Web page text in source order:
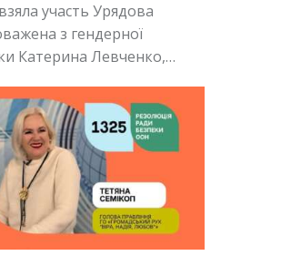
участь Урядова
з гендерної
Катерина Левченко,…